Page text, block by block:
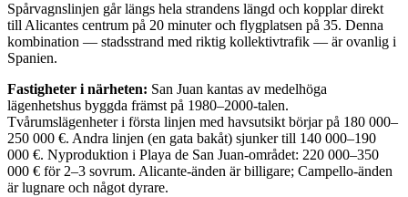
Spårvagnslinjen går längs hela strandens längd och kopplar direkt
till Alicantes centrum på 20 minuter och flygplatsen på 35. Denna
kombination — stadsstrand med riktig kollektivtrafik — är ovanlig i
Spanien.
Fastigheter i närheten: San Juan kantas av medelhöga
lägenhetshus byggda främst på 1980–2000-talen.
Tvårumslägenheter i första linjen med havsutsikt börjar på 180 000–
250 000 €. Andra linjen (en gata bakåt) sjunker till 140 000–190
000 €. Nyproduktion i Playa de San Juan-området: 220 000–350
000 € för 2–3 sovrum. Alicante-änden är billigare; Campello-änden
är lugnare och något dyrare.